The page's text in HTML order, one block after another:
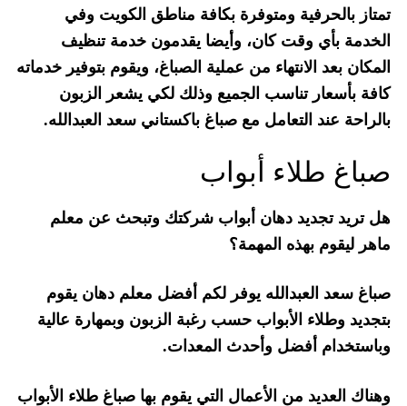
تمتاز بالحرفية ومتوفرة بكافة مناطق الكويت وفي
الخدمة بأي وقت كان، وأيضا يقدمون خدمة تنظيف
المكان بعد الانتهاء من عملية الصباغ، ويقوم بتوفير خدماته
كافة بأسعار تناسب الجميع وذلك لكي يشعر الزبون
بالراحة عند التعامل مع صباغ باكستاني سعد العبدالله.
صباغ طلاء أبواب
هل تريد تجديد دهان أبواب شركتك وتبحث عن معلم
ماهر ليقوم بهذه المهمة؟
صباغ سعد العبدالله يوفر لكم أفضل معلم دهان يقوم
بتجديد وطلاء الأبواب حسب رغبة الزبون وبمهارة عالية
وباستخدام أفضل وأحدث المعدات.
وهناك العديد من الأعمال التي يقوم بها صباغ طلاء الأبواب